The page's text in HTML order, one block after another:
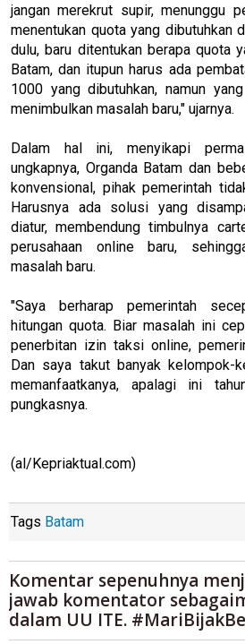
jangan merekrut supir, menunggu
menentukan quota yang dibutuhkan
dulu, baru ditentukan berapa quota
Batam, dan itupun harus ada
1000 yang dibutuhkan, namun
menimbulkan masalah baru," ujarnya.
Dalam hal ini, menyikapi
ungkapnya, Organda Batam dan
konvensional, pihak pemerintah
Harusnya ada solusi yang
diatur, membendung timbulnya
perusahaan online baru,
masalah baru.
"Saya berharap pemerintah
hitungan quota. Biar masalah ini
penerbitan izin taksi online,
Dan saya takut banyak kelompok-
memanfaatkanya, apalagi ini
pungkasnya.
(al/Kepriaktual.com)
Tags Batam
Komentar sepenuhnya
jawab komentator
dalam UU ITE.